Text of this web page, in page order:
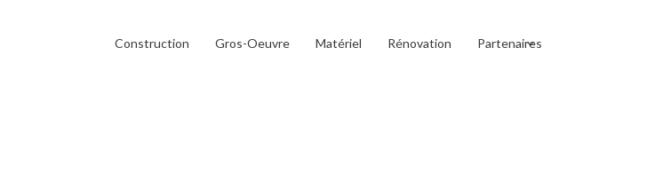
Construction Gros-Oeuvre Matériel Rénovation Partenaires